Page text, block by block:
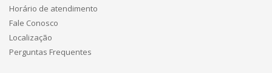
Horário de atendimento
Fale Conosco
Localização
Perguntas Frequentes